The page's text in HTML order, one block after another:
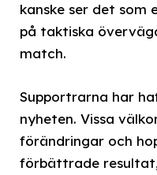
kanske ser det som
på taktiska
match.
Supportrarna har
nyheten. Vissa
förändringar och
förbättrade